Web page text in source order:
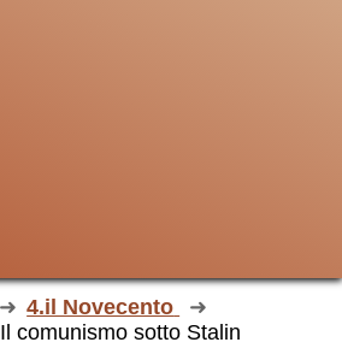
4.il Novecento
Il comunismo sotto Stalin